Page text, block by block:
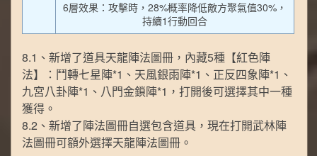
6層效果：攻擊時，28%概率降低敵方聚氣值30%，
持續1行動回合
8.1、新增了道具天龍陣法圖冊，內藏5種【紅色陣
法】：鬥轉七星陣*1、天風銀雨陣*1、正反四象陣*1、
九宮八卦陣*1、八門金鎖陣*1，打開後可選擇其中一種
獲得。
8.2、新增了陣法圖冊自選包含道具，現在打開武林陣
法圖冊可額外選擇天龍陣法圖冊。